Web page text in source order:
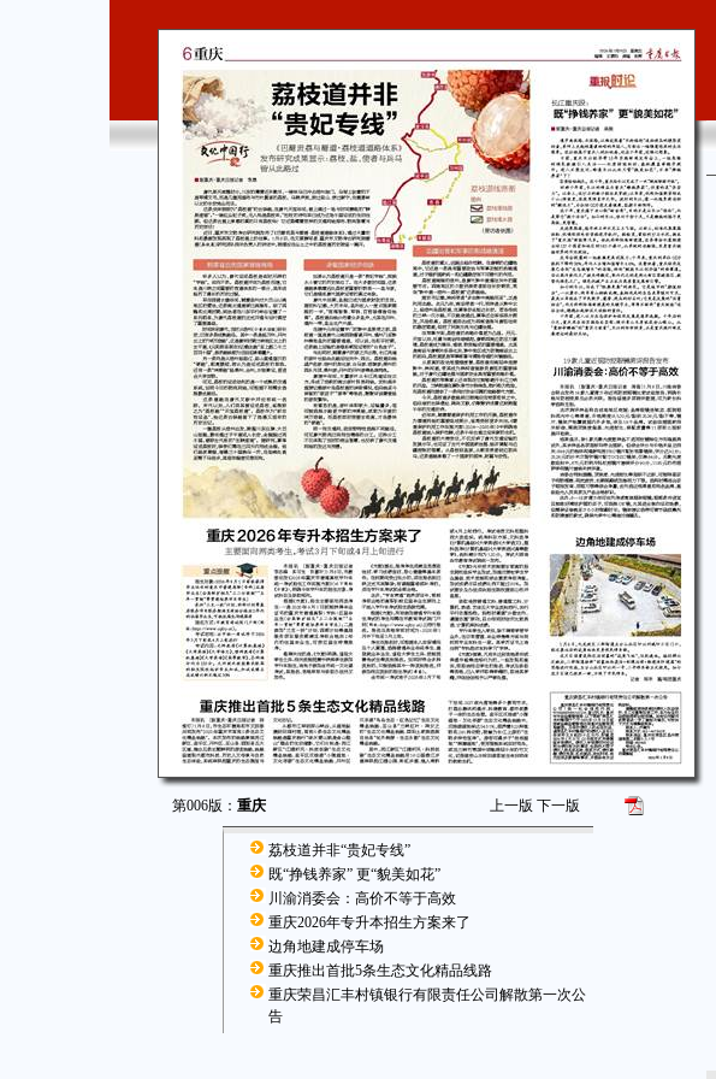
第006版： 重庆 上一版 下一版
荔枝道并非“贵妃专线”
既“挣钱养家” 更“貌美如花”
川渝消委会：高价不等于高效
重庆2026年专升本招生方案来了
边角地建成停车场
重庆推出首批5条生态文化精品线路
重庆荣昌汇丰村镇银行有限责任公司解散第一次公
告